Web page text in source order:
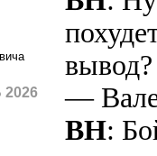
вывод?
—
ВН: